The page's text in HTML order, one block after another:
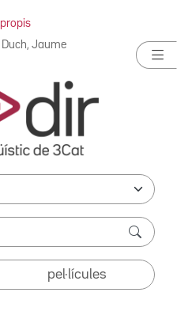
Duch, Jaume
pel·lícules